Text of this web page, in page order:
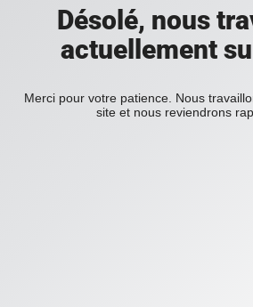
Désolé, nous
actuellement
Merci pour votre patience. Nous
site et nous reviendrons